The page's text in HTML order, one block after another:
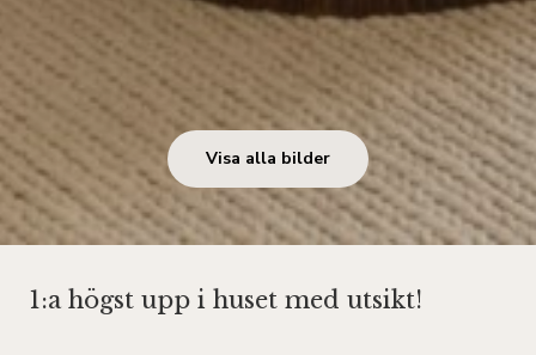
Visa alla bilder
1:a högst upp i huset med utsikt!